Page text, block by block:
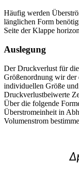
Häufig werden
länglichen Form
Seite der Klappe
Auslegung
Der Druckverlust für
Größenordnung wir der
individuellen Größe
Druckverlustbeiwerte
Über die folgende
Überstromeinheit in
Volumenstrom